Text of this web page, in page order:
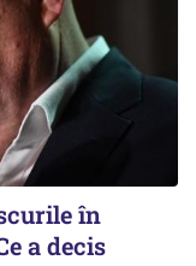
în
a decis